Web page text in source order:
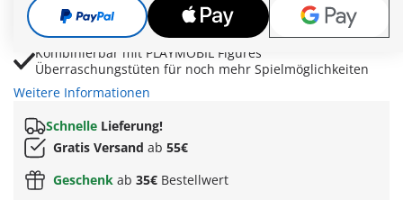
Umfangreiches Piratenzubehör mit Hüten, Säbel, Schwert,
Kanone und Fernrohr
Kombinierbar mit PLAYMOBIL Figures
Überraschungstüten für noch mehr Spielmöglichkeiten
Weitere Informationen
Schnelle Lieferung!
Gratis Versand ab 55€
Geschenk ab 35€ Bestellwert